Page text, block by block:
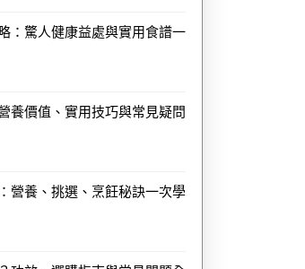
：驚人健康益處與實用食譜一
養價值、實用技巧與常見疑問
營養、挑選、烹飪秘訣一次學